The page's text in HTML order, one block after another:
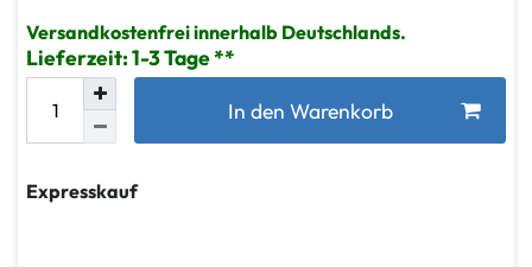
Versandkostenfrei innerhalb Deutschlands.
Lieferzeit: 1-3 Tage
In den Warenkorb
Expresskauf